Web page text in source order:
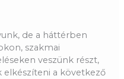
de a háttérben
szakmai
veszünk részt,
a következő